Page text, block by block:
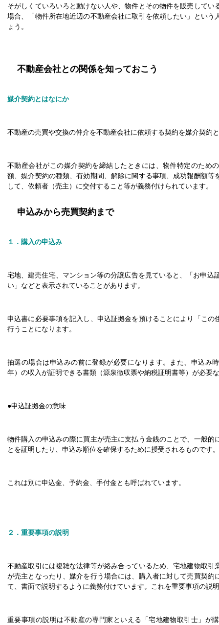
そがしくていろいろと動けない人や、物件とその物件を販売してい
場合、「物件所在地近辺の不動産会社に取引を依頼したい」という
ょう。
不動産会社との関係を知っておこう
媒介契約とはなにか
不動産の売買や交換の仲介を不動産会社に依頼する契約を媒介契約
不動産会社がこの媒介契約を締結したときには、物件特定のため
額、媒介契約の種類、有効期間、解除に関する事項、成功報酬額等
して、依頼者（売主）に交付すること等が義務付けられています。
申込みから売買契約まで
１．購入の申込み
宅地、建売住宅、マンション等の分譲広告を見ていると、「お申込
い」などと表示されていることがあります。
申込書に必要事項を記入し、申込証拠金を預けることにより「この
行うことになります。
抽選の場合は申込みの前に登録が必要になります。また、申込み
年）の収入が証明できる書類（源泉徴収票や納税証明書等）が必要
●申込証拠金の意味
物件購入の申込みの際に買主が売主に支払う金銭のことで、一般的
とを証明したり、申込み順位を確保するために授受されるものです。
これは別に申込金、予約金、手付金とも呼ばれています。
２．重要事項の説明
不動産取引には複雑な法律等が絡み合っているため、宅地建物取引
が売主となったり、媒介を行う場合には、購入者に対して売買契約
て、書面で説明するように義務付けています。これを重要事項の説
重要事項の説明は不動産の専門家といえる「宅地建物取引士」が